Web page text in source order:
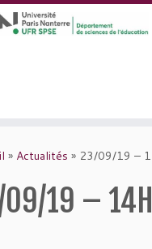
» Actualités » 23/09/19 –
19 –